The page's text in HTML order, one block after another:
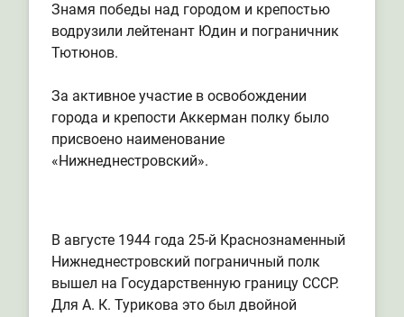
Знамя победы над городом и крепостью
водрузили лейтенант Юдин и пограничник
Тютюнов.
За активное участие в освобождении
города и крепости Аккерман полку было
присвоено наименование
«Нижнеднестровский».
В августе 1944 года 25-й Краснознаменный
Нижнеднестровский пограничный полк
вышел на Государственную границу СССР.
Для А. К. Турикова это был двойной